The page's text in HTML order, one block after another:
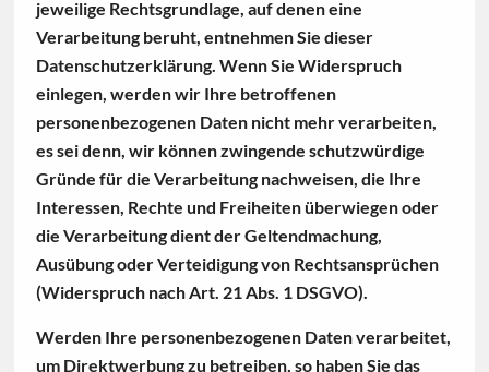
jeweilige Rechtsgrundlage, auf denen eine
Verarbeitung beruht, entnehmen Sie dieser
Datenschutzerklärung. Wenn Sie Widerspruch
einlegen, werden wir Ihre betroffenen
personenbezogenen Daten nicht mehr verarbeiten,
es sei denn, wir können zwingende schutzwürdige
Gründe für die Verarbeitung nachweisen, die Ihre
Interessen, Rechte und Freiheiten überwiegen oder
die Verarbeitung dient der Geltendmachung,
Ausübung oder Verteidigung von Rechtsansprüchen
(Widerspruch nach Art. 21 Abs. 1 DSGVO).
Werden Ihre personenbezogenen Daten verarbeitet,
um Direktwerbung zu betreiben, so haben Sie das